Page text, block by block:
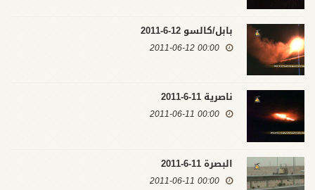
بابل/كالسو 12-6-2011
00:00 2011-06-12
ناصرية 11-6-2011
00:00 2011-06-11
البصرة 11-6-2011
00:00 2011-06-11